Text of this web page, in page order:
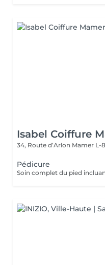
Isabel Coiffure
34, Route d’Arlon Mamer L-
Pédicure